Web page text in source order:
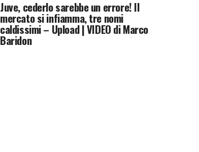
Juve, cederlo sarebbe un errore! Il
mercato si infiamma, tre nomi
caldissimi – Upload | VIDEO di Marco
Baridon